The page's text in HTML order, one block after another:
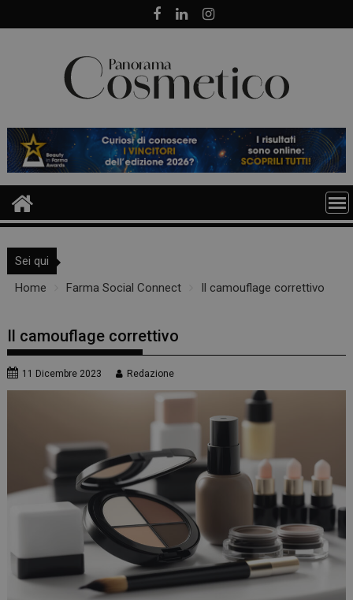
to
Sei qui
Home
Farma Social Connect Il camouflage correttivo
Il camouflage correttivo
11 Dicembre 2023 Redazione